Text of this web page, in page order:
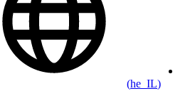
(he_IL)